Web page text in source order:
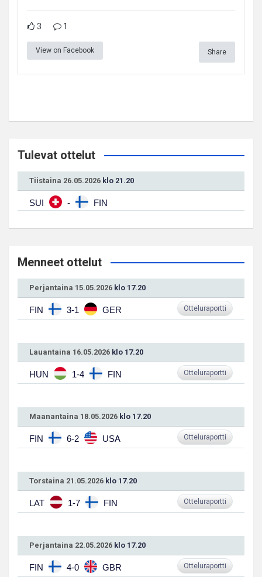
3 1
View on Facebook Share
Tulevat ottelut
Tiistaina 26.05.2026 klo 21.20
SUI - FIN
Menneet ottelut
Perjantaina 15.05.2026 klo 17.20
FIN 3-1 GER Otteluraportti
Lauantaina 16.05.2026 klo 17.20
HUN 1-4 FIN Otteluraportti
Maanantaina 18.05.2026 klo 17.20
FIN 6-2 USA Otteluraportti
Torstaina 21.05.2026 klo 17.20
LAT 1-7 FIN Otteluraportti
Perjantaina 22.05.2026 klo 17.20
FIN 4-0 GBR Otteluraportti